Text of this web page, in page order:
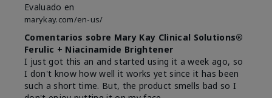
Evaluado en
marykay.com/en-us/
Comentarios sobre Mary Kay Clinical Solutions®
Ferulic + Niacinamide Brightener
I just got this an and started using it a week ago, so
I don't know how well it works yet since it has been
such a short time. But, the product smells bad so I